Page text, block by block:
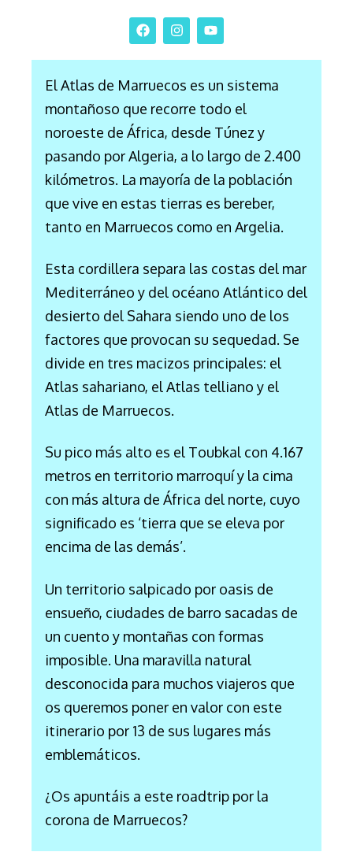
El Atlas de Marruecos es un sistema
montañoso que recorre todo el
noroeste de África, desde Túnez y
pasando por Algeria, a lo largo de 2.400
kilómetros. La mayoría de la población
que vive en estas tierras es bereber,
tanto en Marruecos como en Argelia.
Esta cordillera separa las costas del mar
Mediterráneo y del océano Atlántico del
desierto del Sahara siendo uno de los
factores que provocan su sequedad. Se
divide en tres macizos principales: el
Atlas sahariano, el Atlas telliano y el
Atlas de Marruecos.
Su pico más alto es el Toubkal con 4.167
metros en territorio marroquí y la cima
con más altura de África del norte, cuyo
significado es ‘tierra que se eleva por
encima de las demás’.
Un territorio salpicado por oasis de
ensueño, ciudades de barro sacadas de
un cuento y montañas con formas
imposible. Una maravilla natural
desconocida para muchos viajeros que
os queremos poner en valor con este
itinerario por 13 de sus lugares más
emblemáticos.
¿Os apuntáis a este roadtrip por la
corona de Marruecos?